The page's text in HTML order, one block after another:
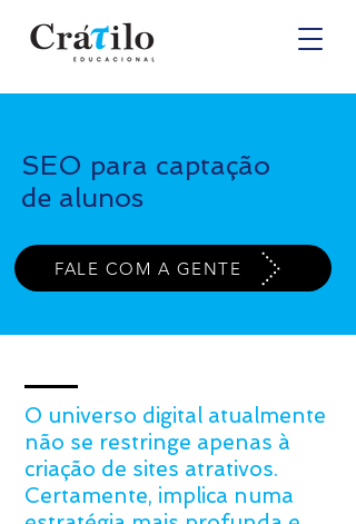
SEO para captação
de alunos
FALE COM A GENTE
O universo digital atualmente
não se restringe apenas à
criação de sites atrativos.
Certamente, implica numa